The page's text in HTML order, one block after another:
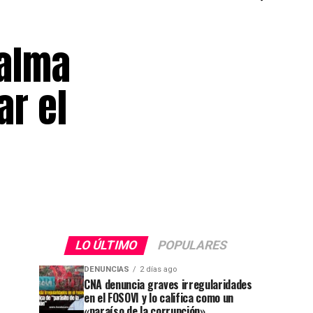
el
LO ÚLTIMO POPULARES
DENUNCIAS 2 días ago
CNA denuncia graves irregularidades
en el FOSOVI y lo califica como un